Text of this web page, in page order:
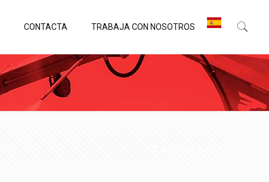
CONTACTA TRABAJA CON NOSOTROS